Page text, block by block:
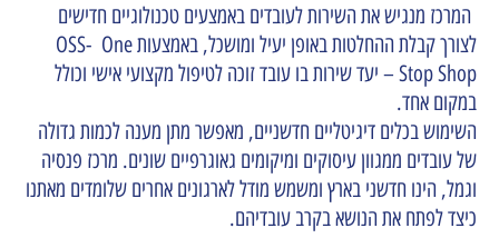
המרכז מנגיש את השירות לעובדים באמצעים טכנולוגיים חדישים
לצורך קבלת ההחלטות באופן יעיל ומושכל, באמצעות OSS- One
Stop Shop – יעד שירות בו עובד זוכה לטיפול מקצועי אישי וכולל
במקום אחד.
השימוש בכלים דיגיטליים חדשניים, מאפשר מתן מענה לכמות גדולה
של עובדים ממגוון עיסוקים ומיקומים גאוגרפיים שונים. מרכז פנסיה
וגמל, הינו חדשני בארץ ומשמש מודל לארגונים אחרים שלומדים מאתנו
כיצד לפתח את הנושא בקרב עובדיהם.